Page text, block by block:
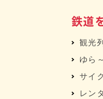
鉄道
観光
ゆら
サイ
レン